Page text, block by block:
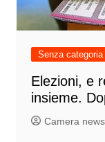
Senza categoria
Elezioni, e
insieme.
Camera news